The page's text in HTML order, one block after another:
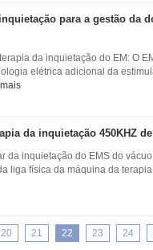
para a gestão da
da inquietação do EM: O
elétrica adicional da
da inquietação 450KHZ de
da inquietação do EMS do
liga física da máquina da
20 21 22 23 24